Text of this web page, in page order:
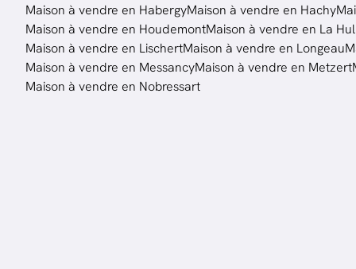
Maison à vendre en HabergyMaison à vendre en Hachy
Maison à vendre en HoudemontMaison à vendre en La
Maison à vendre en LischertMaison à vendre en Longeau
Maison à vendre en MessancyMaison à vendre en Metzert
Maison à vendre en Nobressart